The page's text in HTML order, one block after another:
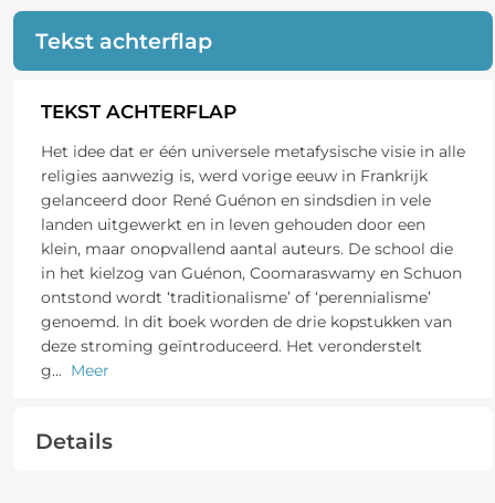
Tekst achterflap
TEKST ACHTERFLAP
Het idee dat er één universele metafysische visie in alle
religies aanwezig is, werd vorige eeuw in Frankrijk
gelanceerd door René Guénon en sindsdien in vele
landen uitgewerkt en in leven gehouden door een
klein, maar onopvallend aantal auteurs. De school die
in het kielzog van Guénon, Coomaraswamy en Schuon
ontstond wordt ‘traditionalisme’ of ‘perennialisme’
genoemd. In dit boek worden de drie kopstukken van
deze stroming geïntroduceerd. Het veronderstelt
g... Meer
Details